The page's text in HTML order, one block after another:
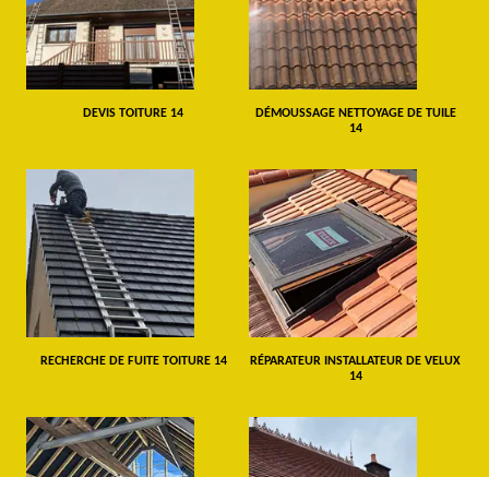
DEVIS TOITURE 14
DÉMOUSSAGE NETTOYAGE DE TUILE
14
RECHERCHE DE FUITE TOITURE 14
RÉPARATEUR INSTALLATEUR DE VELUX
14